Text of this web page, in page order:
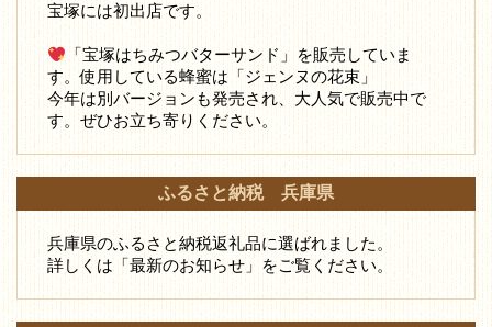
宝塚には初出店です。
「宝塚はちみつバターサンド」を販売していま
す。使用している蜂蜜は「ジェンヌの花束」
今年は別バージョンも発売され、大人気で販売中で
す。ぜひお立ち寄りください。
ふるさと納税 兵庫県
兵庫県のふるさと納税返礼品に選ばれました。
詳しくは「最新のお知らせ」をご覧ください。